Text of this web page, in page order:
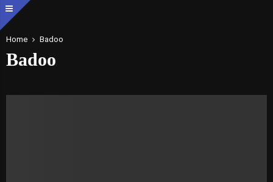
Home Badoo
Badoo